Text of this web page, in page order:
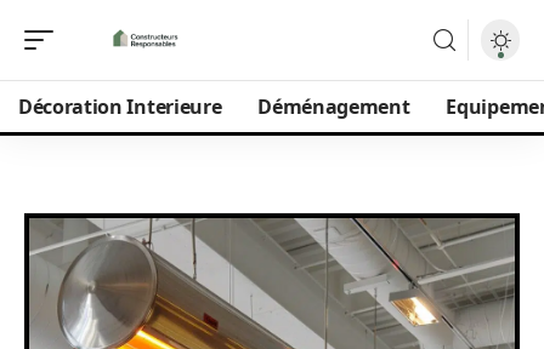
Décoration Interieure Déménagement